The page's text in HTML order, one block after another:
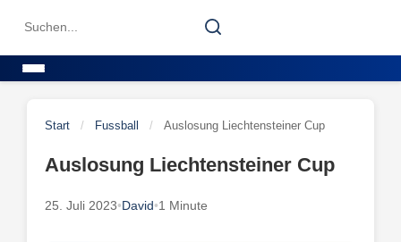
Search
Search
Start / Fussball / Auslosung Liechtensteiner Cup
Auslosung Liechtensteiner Cup
25. Juli 2023•David•1 Minute